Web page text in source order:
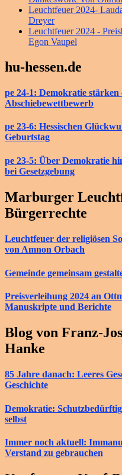
Leuchtfeuer 2024-
Dreyer
Leuchtfeuer 2024 -
Egon Vaupel
hu-hessen.de
pe 24-1: Demokratie
Abschiebewettbewerb
pe 23-6: Hessischen
Geburtstag
pe 23-5: Über Demokratie
bei Gesetzgebung
Marburger
Bürgerrechte
Leuchtfeuer der religiösen
von Amnon Orbach
Gemeinde gemeinsam
Preisverleihung 2024 an
Manuskripte und Berichte
Blog von Franz-
Hanke
85 Jahre danach: Leeres
Geschichte
Demokratie:
selbst
Immer noch aktuell:
Verstand zu gebrauchen